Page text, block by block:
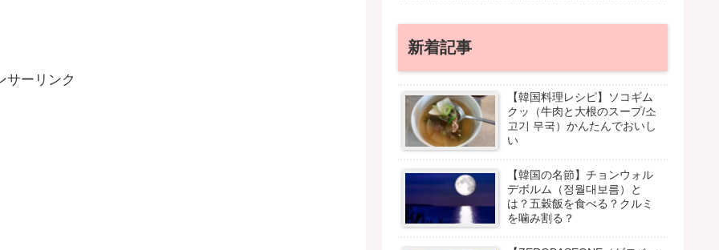
サーリンク
新着記事
【韓国料理レシピ】ソコギム
クッ（牛肉と大根のスープ/소
고기 무국）かんたんでおいし
い
【韓国の名節】チョンウォル
デボルム（정월대보름）と
は？五穀飯を食べる？クルミ
を噛み割る？